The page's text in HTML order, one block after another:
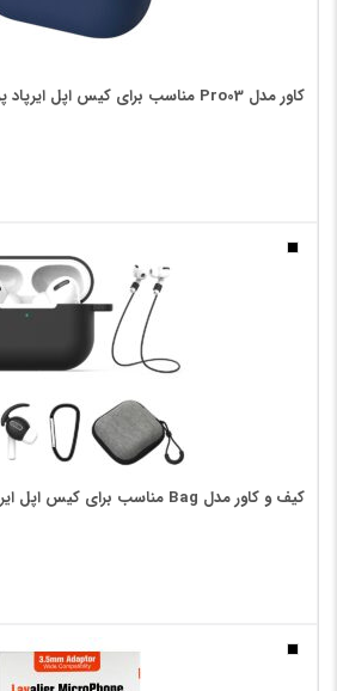
کاور مدل Pro03 مناسب برای کیس اپل ایرپاد پرو
کیف و کاور مدل Bag مناسب برای کیس اپل ایرپاد پرو